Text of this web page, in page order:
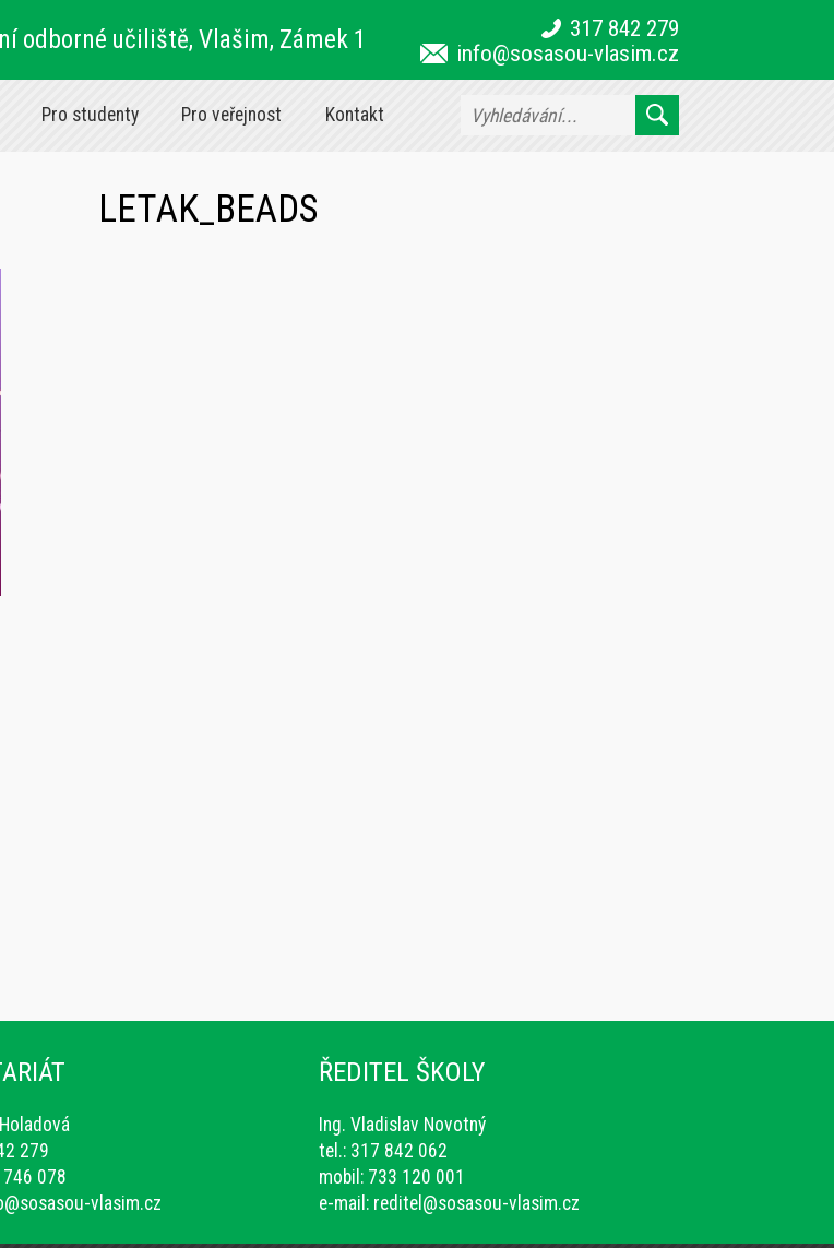
odborné učiliště, Vlašim, Zámek 1
317 842 279
info@sosasou-vlasim.cz
Pro studenty Pro veřejnost Kontakt
LETAK_BEADS
279
078
vlasim.cz
ŘEDITEL ŠKOLY
Ing. Vladislav Novotný
tel.: 317 842 062
mobil: 733 120 001
e-mail: reditel@sosasou-vlasim.cz